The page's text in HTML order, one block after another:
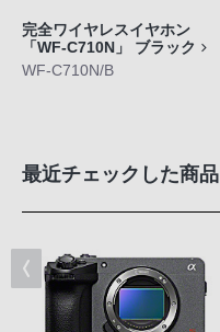
完全ワイヤレスイヤホン
「WF-C710N」 ブラック
WF-C710N/B
最近チェックした商品